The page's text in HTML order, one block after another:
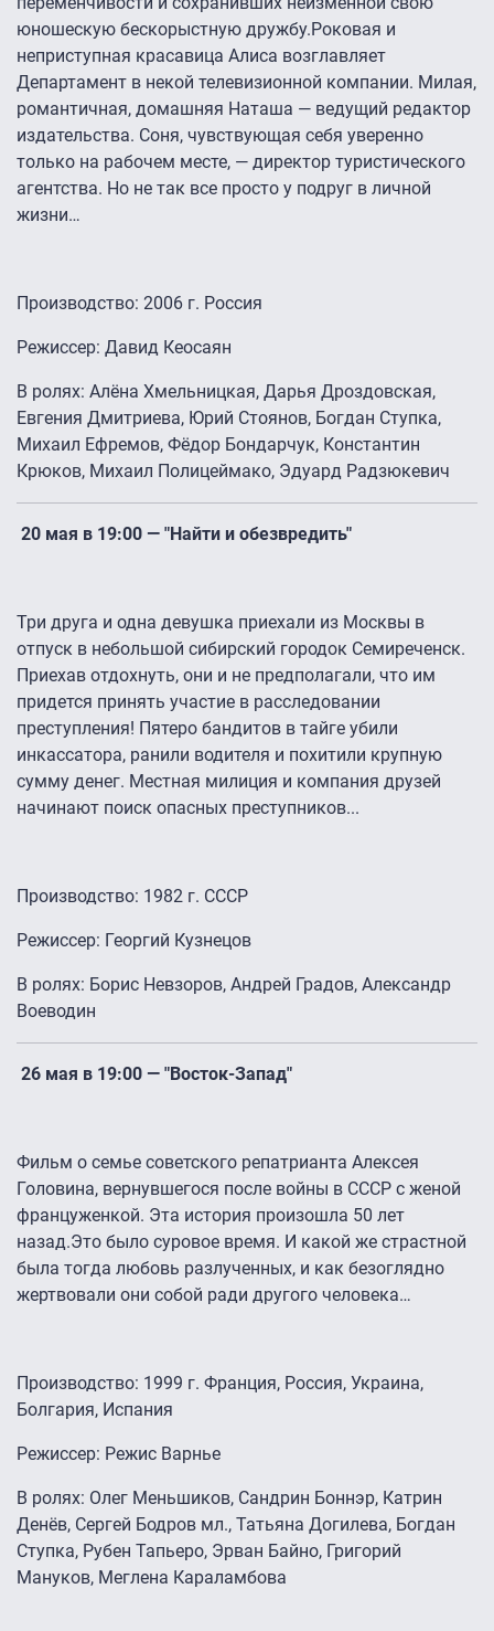
юношескую бескорыстную дружбу.Роковая и
неприступная красавица Алиса возглавляет
Департамент в некой телевизионной компании. Милая,
романтичная, домашняя Наташа — ведущий редактор
издательства. Соня, чувствующая себя уверенно
только на рабочем месте, — директор туристического
агентства. Но не так все просто у подруг в личной
жизни…
Производство: 2006 г. Россия
Режиссер: Давид Кеосаян
В ролях: Алёна Хмельницкая, Дарья Дроздовская,
Евгения Дмитриева, Юрий Стоянов, Богдан Ступка,
Михаил Ефремов, Фёдор Бондарчук, Константин
Крюков, Михаил Полицеймако, Эдуард Радзюкевич
20 мая в 19:00 — "Найти и обезвредить"
Три друга и одна девушка приехали из Москвы в
отпуск в небольшой сибирский городок Семиреченск.
Приехав отдохнуть, они и не предполагали, что им
придется принять участие в расследовании
преступления! Пятеро бандитов в тайге убили
инкассатора, ранили водителя и похитили крупную
сумму денег. Местная милиция и компания друзей
начинают поиск опасных преступников...
Производство: 1982 г. СССР
Режиссер: Георгий Кузнецов
В ролях: Борис Невзоров, Андрей Градов, Александр
Воеводин
26 мая в 19:00 — "Восток-Запад"
Фильм о семье советского репатрианта Алексея
Головина, вернувшегося после войны в СССР с женой
француженкой. Эта история произошла 50 лет
назад.Это было суровое время. И какой же страстной
была тогда любовь разлученных, и как безоглядно
жертвовали они собой ради другого человека…
Производство: 1999 г. Франция, Россия, Украина,
Болгария, Испания
Режиссер: Режис Варнье
В ролях: Олег Меньшиков, Сандрин Боннэр, Катрин
Денёв, Сергей Бодров мл., Татьяна Догилева, Богдан
Ступка, Рубен Тапьеро, Эрван Байно, Григорий
Мануков, Меглена Караламбова